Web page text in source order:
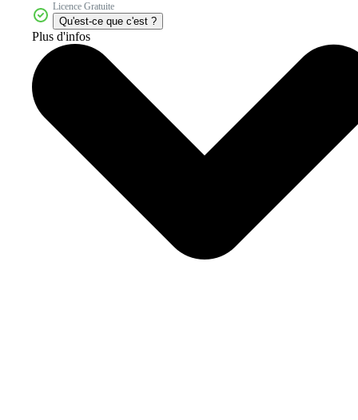
Licence Gratuite
Qu'est-ce que c'est ?
Plus d'infos